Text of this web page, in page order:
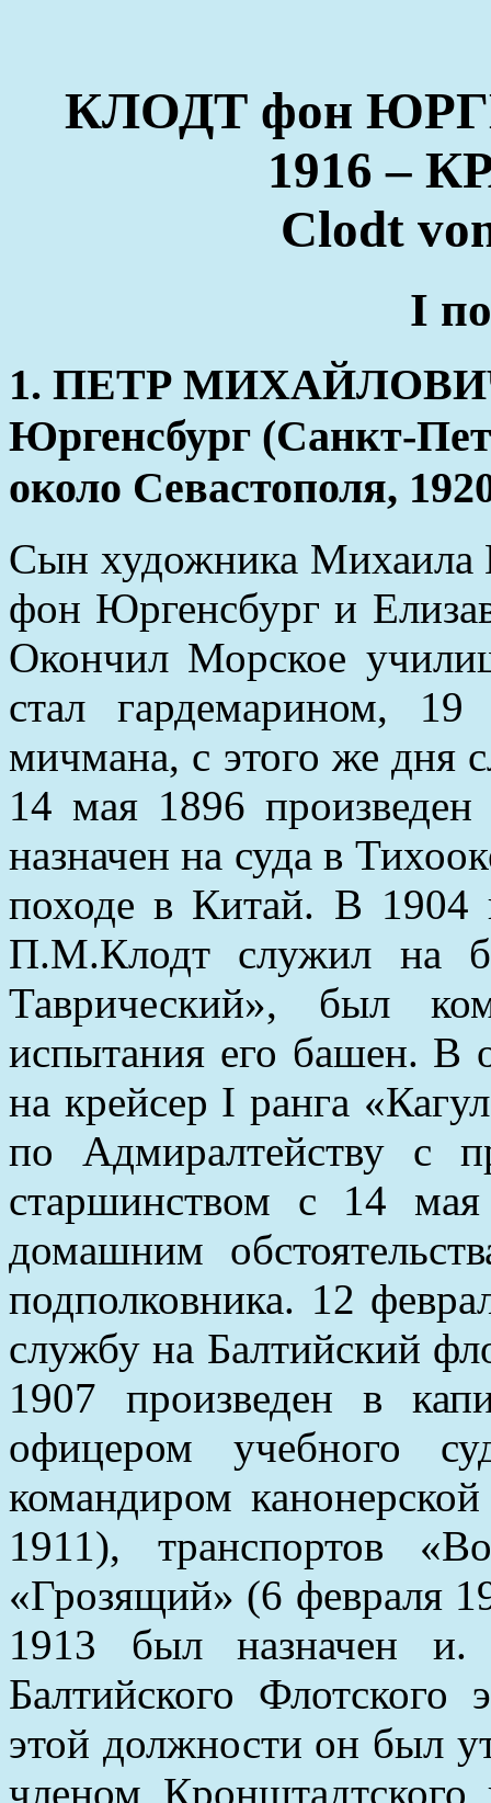
КЛОДТ фон
1916 –
Clodt
I
1. ПЕТР МИХАЙЛОВИЧ
Юргенсбург (Санкт-
около Севастополя,
Сын художника Михаила
фон Юргенсбург и
Окончил Морское
стал гардемарином,
мичмана, с этого же дня
14 мая 1896
назначен на суда в
походе в Китай. В 1904
П.М.Клодт служил на
Таврический», был
испытания его башен. В
на крейсер I ранга
по Адмиралтейству с
старшинством с 14
домашним
подполковника. 12
службу на Балтийский
1907 произведен в
офицером учебного
командиром
1911), транспортов
«Грозящий» (6 февраля
1913 был назначен
Балтийского
этой должности он был
членом